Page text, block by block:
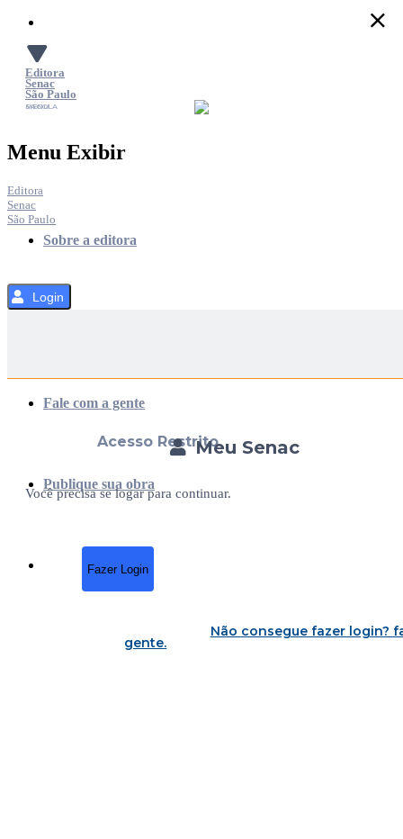
o
Conteúdo
Editora
Senac
São Paulo
SACOLA
MENU
Menu Exibir
Editora
Senac
São Paulo
Sobre a editora
Fale com a gente
Publique sua obra
Login
Meu Senac
Acesso Restrito
Você precisa se logar para continuar.
Fazer Login
Não consegue fazer login?
gente.